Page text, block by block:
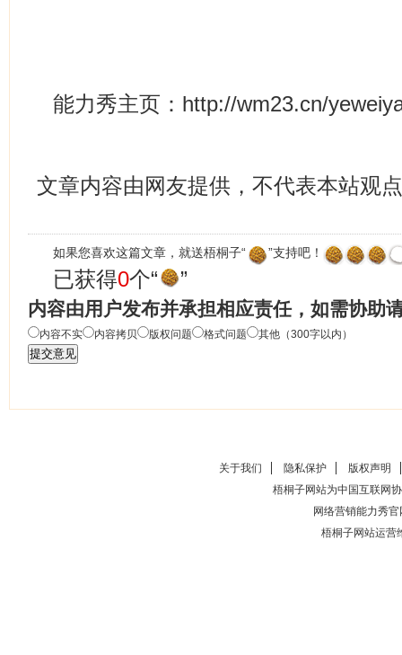
能力秀主页：http://wm23.cn/
文章内容由网友提供，不代表本站观点
如果您喜欢这篇文章，就送梧桐子“ ”支持吧！
已获得0个“ ”
内容由用户发布并承担相应责任，如需协助
内容不实 内容拷贝 版权问题 格式问题 其他（300字以内）
关于我们 隐私保护
版权声明
梧桐子网站为中国互联网
网络营销能力秀官
梧桐子网站运营